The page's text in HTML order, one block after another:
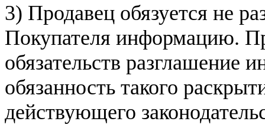
3) Продавец обязуется не
Покупателя информацию.
обязательств разглашение
обязанность такого
действующего